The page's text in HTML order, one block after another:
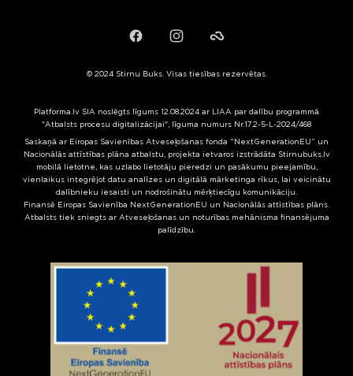
FacebookInstagramFailiem.lv
© 2024 Stirnu Buks. Visas tiesības rezervētas.
Platforma.lv SIA noslēgts līgums 12.08.2024 ar LIAA par dalību programmā
"Atbalsts procesu digitalizācijai", līguma numurs Nr.17.2-5-L-2024/468
Saskaņā ar Eiropas Savienības Atveseļošanas fonda “NextGenerationEU” un
Nacionālās attīstības plāna atbalstu, projekta ietvaros izstrādāta Stirnubuks.lv
mobilā lietotne, kas uzlabo lietotāju pieredzi un pasākumu pieejamību,
vienlaikus integrējot datu analīzes un digitālā mārketinga rīkus, lai veicinātu
dalībnieku iesaisti un nodrošinātu mērķtiecīgu komunikāciju.
Finansē Eiropas Savienība NextGenerationEU un Nacionālās attīstības plāns.
Atbalsts tiek sniegts ar Atveseļošanas un noturības mehānisma finansējuma
palīdzību.